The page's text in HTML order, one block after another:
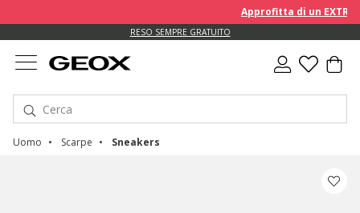
Approfitta di un EXTRA
RESO SEMPRE GRATUITO
Uomo Scarpe Sneakers